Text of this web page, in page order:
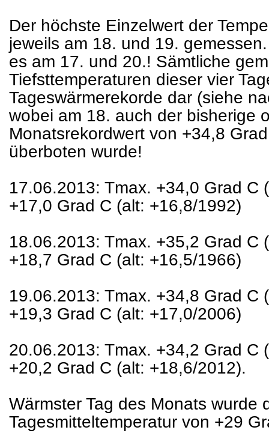
Der höchste Einzelwert der
jeweils am 18. und 19.
es am 17. und 20.! Sämtliche
Tiefsttemperaturen dieser vier
Tageswärmerekorde dar (siehe
wobei am 18. auch der bisherige
Monatsrekordwert von +34,8
überboten wurde!
17.06.2013: Tmax. +34,0 Grad C
+17,0 Grad C (alt: +16,8/1992)
18.06.2013: Tmax. +35,2 Grad C
+18,7 Grad C (alt: +16,5/1966)
19.06.2013: Tmax. +34,8 Grad C
+19,3 Grad C (alt: +17,0/2006)
20.06.2013: Tmax. +34,2 Grad C
+20,2 Grad C (alt: +18,6/2012).
Wärmster Tag des Monats wurde
Tagesmitteltemperatur von +29